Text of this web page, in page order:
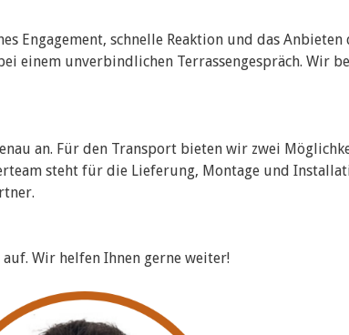
schnelle Reaktion und das Anbieten
einem unverbindlichen Terrassengespräch. Wir
an. Für den Transport bieten wir zwei
steht für die Lieferung, Montage und
Wir helfen Ihnen gerne weiter!